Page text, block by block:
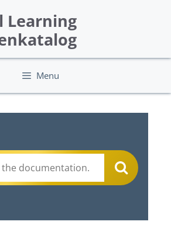
Learning
Menu